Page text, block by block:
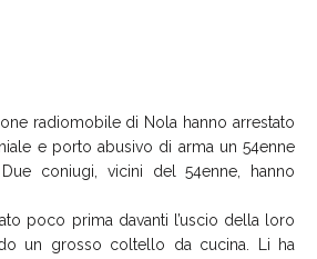
radiomobile di Nola hanno arrestato
e porto abusivo di arma un 54enne
coniugi, vicini del 54enne, hanno
poco prima davanti l’uscio della loro
un grosso coltello da cucina. Li ha